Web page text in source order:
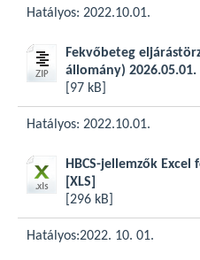
Hatályos: 2022.10.01.
Fekvőbeteg
állomány) 2026.05.01.
[97 kB]
Hatályos: 2022.10.01.
HBCS-jellemzők
[XLS]
[296 kB]
Hatályos:2022. 10. 01.